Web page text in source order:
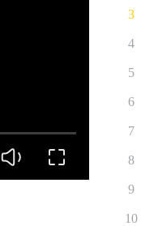
3
4
5
6
7
8
9
10